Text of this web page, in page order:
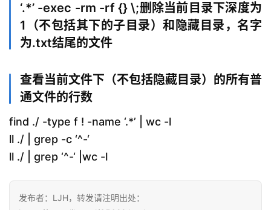
‘.*’ -exec -rm -rf {} \;删除当前目录下深度为
1（不包括其下的子目录）和隐藏目录，名字
为.txt结尾的文件
查看当前文件下（不包括隐藏目录）的所有普
通文件的行数
find ./ -type f ! -name ‘.*’ | wc -l
ll ./ | grep -c ‘^-‘
ll ./ | grep ‘^-‘ |wc -l
发布者：LJH，转发请注明出处：